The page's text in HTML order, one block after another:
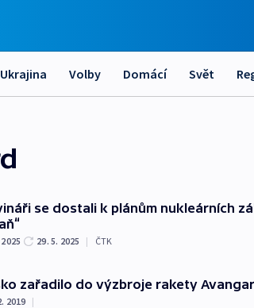
Ukrajina Volby Domácí Svět
se dostali k plánům nukleárních
29. 5. 2025 | ČTK
zařadilo do výzbroje rakety
2019 |